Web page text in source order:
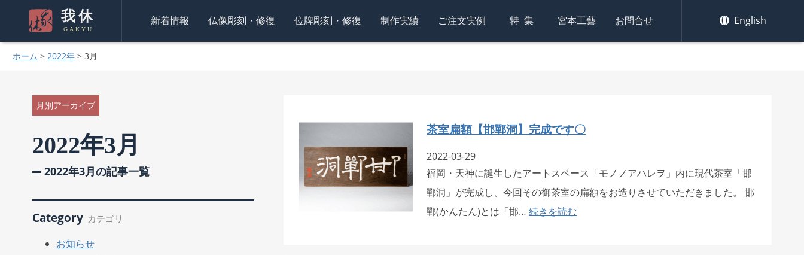
我休
GAKYU
新着情報 仏像彫刻・修復 位牌彫刻・修復 制作実績 ご注文実例 特集 宮本工藝 お問合せ English
ホーム > 2022年 > 3月
月別アーカイブ
2022年3月
2022年3月の記事一覧
Category カテゴリ
お知らせ
茶室扁額【邯鄲洞】完成です〇
2022-03-29
福岡・天神に誕生したアートスペース「モノノアハレヲ」内に現代茶室「邯
鄲洞」が完成し、今回その御茶室の扁額をお造りさせていただきました。 邯
鄲(かんたん)とは「邯…続きを読む